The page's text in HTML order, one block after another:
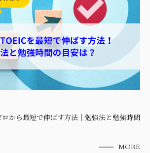
から最短で伸ばす方法｜勉強法と勉強時間
MORE